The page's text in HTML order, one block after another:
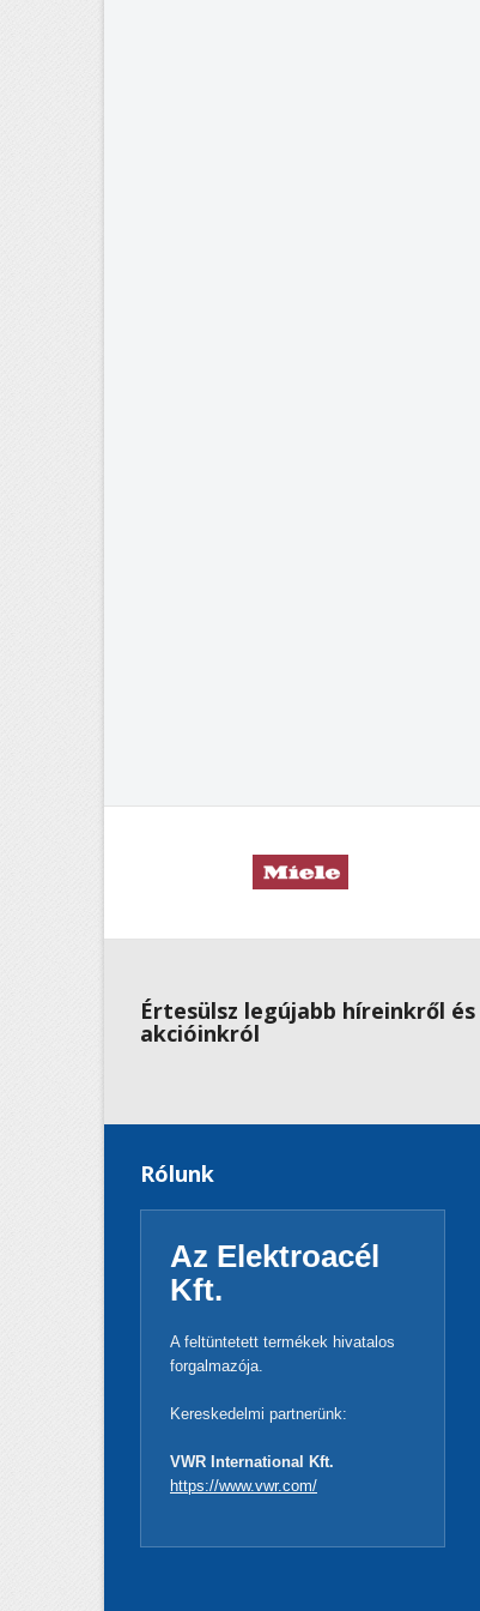
Értesülsz legújabb híreinkről és
akcióinkról
Rólunk
Az Elektroacél
Kft.
A feltüntetett termékek hivatalos
forgalmazója.
Kereskedelmi partnerünk:
VWR International Kft.
https://www.vwr.com/